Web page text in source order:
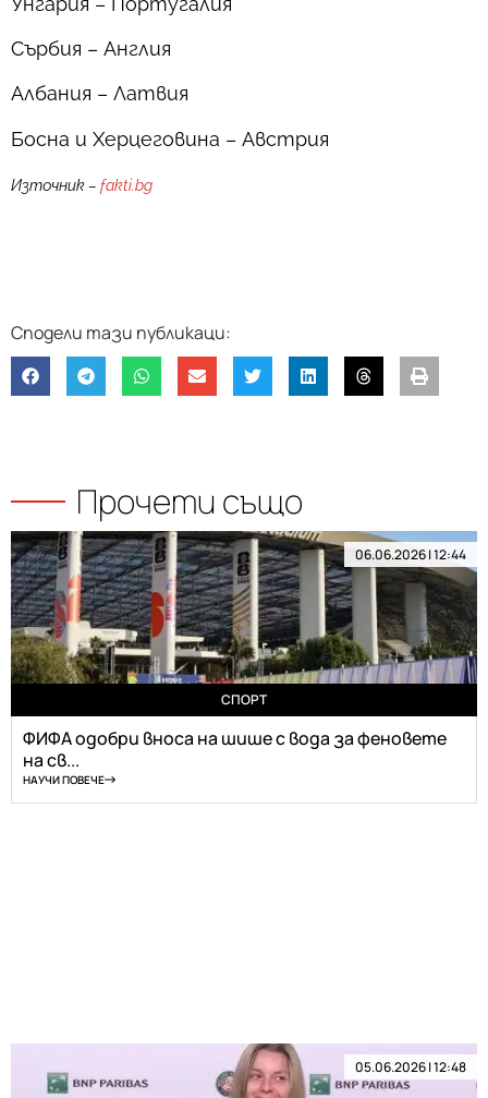
Сърбия – Англия
Албания – Латвия
Босна и Херцеговина – Австрия
Източник – fakti.bg
Прочети също
06.06.2026 | 12:44
СПОРТ
ФИФА одобри вноса на шише с вода за феновете
на св...
НАУЧИ ПОВЕЧЕ
05.06.2026 | 12:48